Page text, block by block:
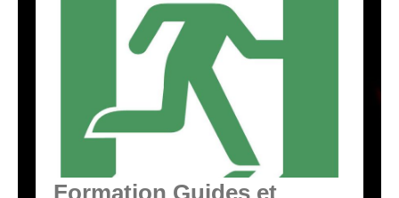
Formation Guides et